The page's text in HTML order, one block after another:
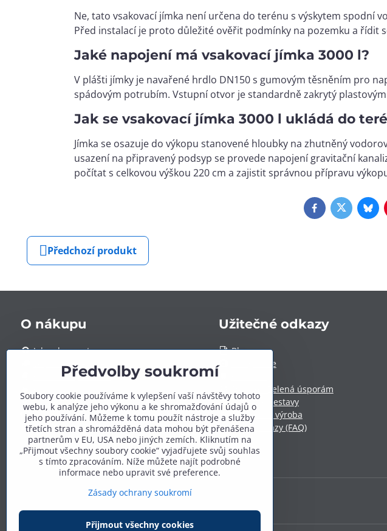
Ne, tato vsakovací jímka není určena do terénu s výskytem spodní
Před instalací je proto důležité ověřit podmínky na pozemku a řídit
Jaké napojení má vsakovací jímka 3000 l?
V plášti jímky je navařené hrdlo DN150 s gumovým těsněním pro
spádovým potrubím. Vstupní otvor je standardně zakrytý
Jak se vsakovací jímka 3000 l ukládá do
Jímka se osazuje do výkopu stanovené hloubky na zhutněný
usazení na připravený podsyp se provede napojení gravitační
počítat s celkovou výškou 220 cm a zajistit správnou přípravu
FacebookTwitter
Předchozí produkt
O nákupu
Jak nakupovat
Doprava ZDARMA a platba
Obchodní podmínky
Záruka a reklamace
Spolupráce
Kontakty
Užitečné odkazy
Blog
Fotogalerie
Dotace - Zelená úsporám
Výhodné sestavy
Zakázková výroba
Časté dotazy (FAQ)
Předvolby soukromí
Soubory cookie používáme k vylepšení vaší návštěvy tohoto
webu, k analýze jeho výkonu a ke shromažďování údajů o
jeho používání. Můžeme k tomu použít nástroje a služby
třetích stran a shromážděná data mohou být přenášena
partnerům v EU, USA nebo jiných zemích. Kliknutím na
„Přijmout všechny soubory cookie“ vyjadřujete svůj souhlas
s tímto zpracováním. Níže můžete najít podrobné
informace nebo upravit své preference.
Zásady ochrany soukromí
Přijmout všechny cookies